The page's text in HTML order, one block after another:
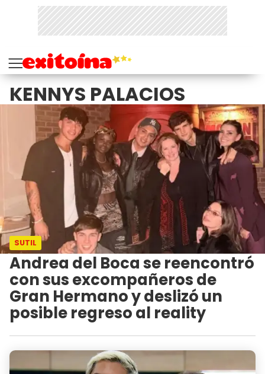
KENNYS PALACIOS
SUTIL
Andrea del Boca se reencontró
con sus excompañeros de
Gran Hermano y deslizó un
posible regreso al reality